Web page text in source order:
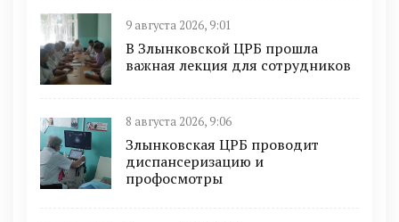
9 августа 2026, 9:01
В Злынковской ЦРБ прошла
важная лекция для сотрудников
8 августа 2026, 9:06
Злынковская ЦРБ проводит
диспансеризацию и
профосмотры